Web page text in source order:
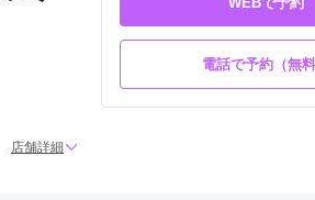
成人式
店舗詳細
電話で予約（無料